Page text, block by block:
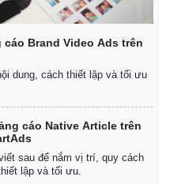
Brand Video Ads trên
dung, cách thiết lập và tối ưu
cáo Native Article trên
sau để nắm vị trí, quy cách
lập và tối ưu.